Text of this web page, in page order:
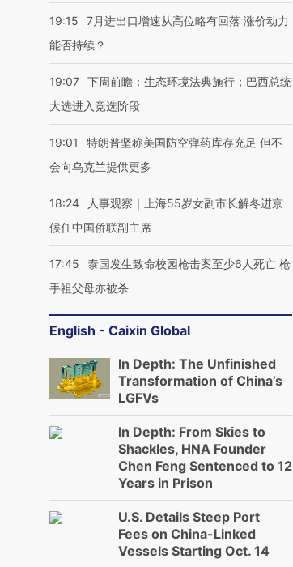
19:15
7月进出口增速从高位略有回落 涨价动力
能否持续？
19:07 下周前瞻：生态环境法典施行；巴西总统
大选进入竞选阶段
19:01
特朗普坚称美国防空弹药库存充足 但不
会向乌克兰提供更多
18:24
人事观察｜上海55岁女副市长解冬进京
候任中国侨联副主席
17:45
泰国发生致命校园枪击案至少6人死亡 枪
手祖父母亦被杀
English - Caixin Global
In Depth: The Unfinished
Transformation of China’s
LGFVs
In Depth: From Skies to
Shackles, HNA Founder
Chen Feng Sentenced to 12
Years in Prison
U.S. Details Steep Port
Fees on China-Linked
Vessels Starting Oct. 14